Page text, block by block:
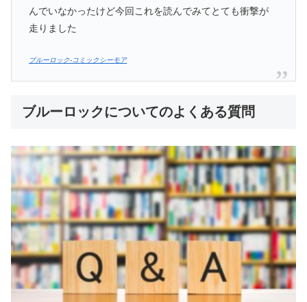
んでいなかったけど今回これを読んでみてとても衝撃が
走りました
ブルーロック-コミックシーモア
ブルーロックについてのよくある質問